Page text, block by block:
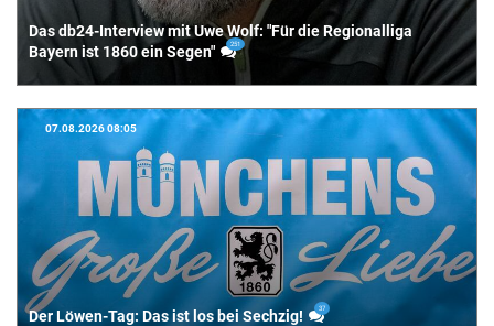
Wendelstein
38
04.08.2026 16:42
1860-Kaderplaner Jürgen Jung vor dem
Abschied?
139
Das db24-Interview mit Uwe Wolf: "Für die Regionalliga
Bayern ist 1860 ein Segen"
251
07.08.2026 08:05
Der Löwen-Tag: Das ist los bei Sechzig! 37